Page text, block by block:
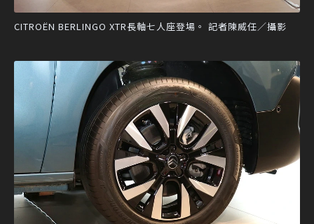
CITROËN BERLINGO XTR長軸七人座登場。 記者陳威任／攝影